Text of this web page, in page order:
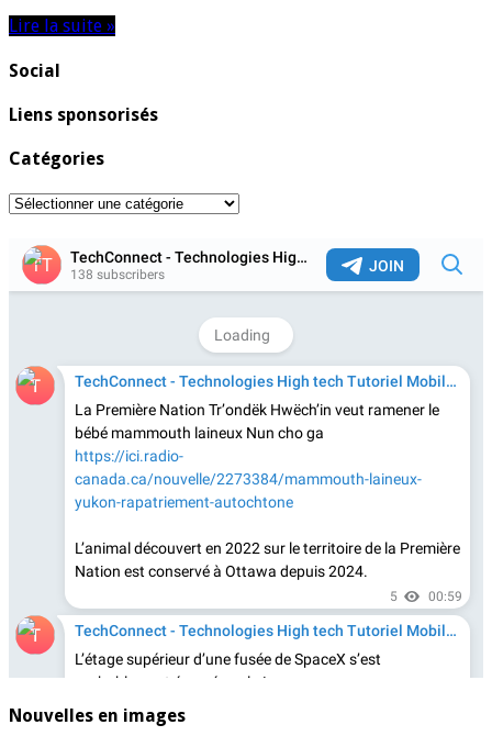
Lire la suite »
Social
Liens sponsorisés
Catégories
Catégories
Nouvelles en images